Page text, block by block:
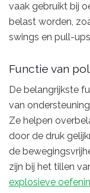
vaak gebruikt bij
belast worden,
swings en pull-
Functie van
De belangrijkste
van
Ze helpen
door de druk
de
zijn bij het tillen
explosieve